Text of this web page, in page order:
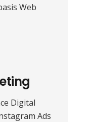
Web
Digital
Ads